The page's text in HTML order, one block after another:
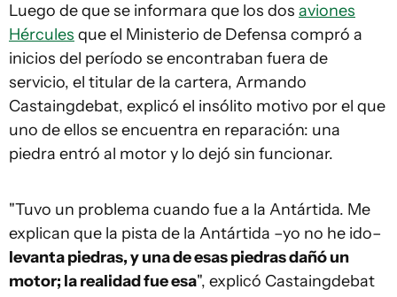
Luego de que se informara que los dos aviones
Hércules que el Ministerio de Defensa compró a
inicios del período se encontraban fuera de
servicio, el titular de la cartera, Armando
Castaingdebat, explicó el insólito motivo por el que
uno de ellos se encuentra en reparación: una
piedra entró al motor y lo dejó sin funcionar.
"Tuvo un problema cuando fue a la Antártida. Me
explican que la pista de la Antártida –yo no he ido–
levanta piedras, y una de esas piedras dañó un
motor; la realidad fue esa", explicó Castaingdebat